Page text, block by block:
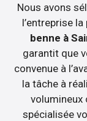
Nous avons
l’entreprise
benne à
garantit que
convenue à
la tâche à
volumineux
spécialisée